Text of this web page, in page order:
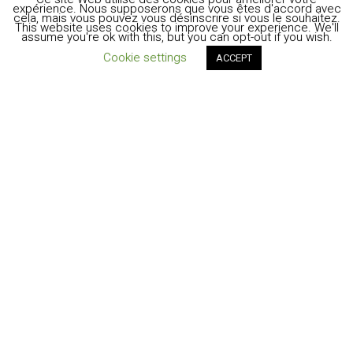
expérience. Nous supposerons que vous êtes d'accord avec
cela, mais vous pouvez vous désinscrire si vous le souhaitez.
This website uses cookies to improve your experience. We'll
assume you're ok with this, but you can opt-out if you wish.
Cookie settings
ACCEPT